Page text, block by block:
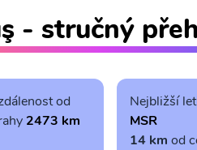
- stručný
od
2473 km
Nejbližší
MSR
14 km od